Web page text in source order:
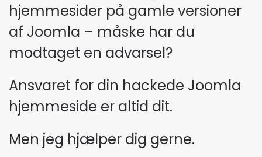
hjemmesider på gamle versioner
af Joomla – måske har du
modtaget en advarsel?
Ansvaret for din hackede Joomla
hjemmeside er altid dit.
Men jeg hjælper dig gerne.